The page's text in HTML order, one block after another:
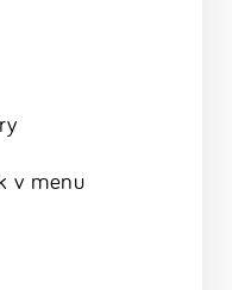
v menu